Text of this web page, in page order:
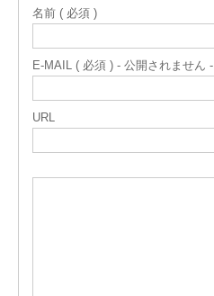
名前 ( 必須 )
E-MAIL ( 必須 ) - 公開されません -
URL